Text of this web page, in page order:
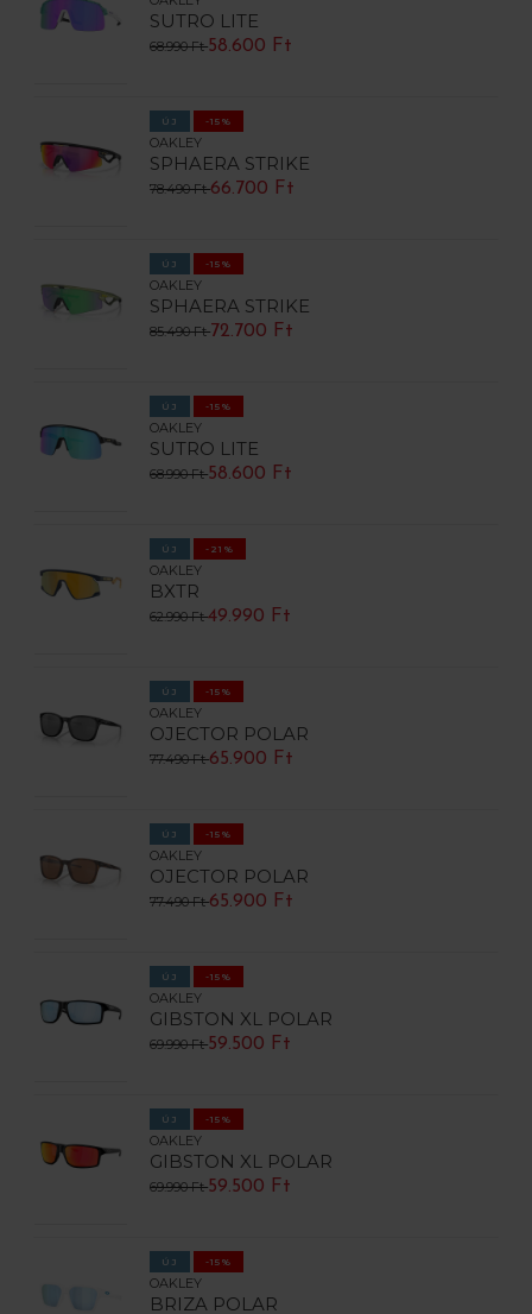
SUTRO LITE
68.990 Ft58.600 Ft
ÚJ -15%
OAKLEY
SPHAERA STRIKE
78.490 Ft66.700 Ft
ÚJ -15%
OAKLEY
SPHAERA STRIKE
85.490 Ft72.700 Ft
ÚJ -15%
OAKLEY
SUTRO LITE
68.990 Ft58.600 Ft
ÚJ -21%
OAKLEY
BXTR
62.990 Ft49.990 Ft
ÚJ -15%
OAKLEY
OJECTOR POLAR
77.490 Ft65.900 Ft
ÚJ -15%
OAKLEY
OJECTOR POLAR
77.490 Ft65.900 Ft
ÚJ -15%
OAKLEY
GIBSTON XL POLAR
69.990 Ft59.500 Ft
ÚJ -15%
OAKLEY
GIBSTON XL POLAR
69.990 Ft59.500 Ft
ÚJ -15%
OAKLEY
BRIZA POLAR